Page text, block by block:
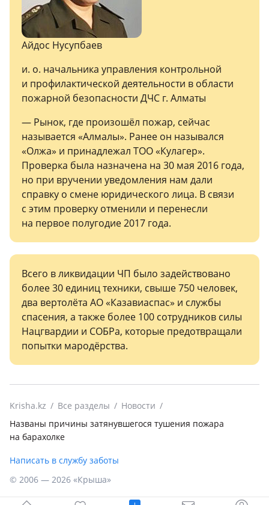
Айдос Нусупбаев
и. о. начальника управления контрольной
и профилактической деятельности в области
пожарной безопасности ДЧС г. Алматы
— Рынок, где произошёл пожар, сейчас
называется «Алмалы». Ранее он назывался
«Олжа» и принадлежал ТОО «Кулагер».
Проверка была назначена на 30 мая 2016 года,
но при вручении уведомления нам дали
справку о смене юридического лица. В связи
с этим проверку отменили и перенесли
на первое полугодие 2017 года.
Всего в ликвидации ЧП было задействовано
более 30 единиц техники, свыше 750 человек,
два вертолёта АО «Казавиаспас» и службы
спасения, а также более 100 сотрудников силы
Нацгвардии и СОБРа, которые предотвращали
попытки мародёрства.
Krisha.kz Все разделы
Новости
Названы причины затянувшегося тушения пожара
на барахолке
Написать в службу заботы
© 2006 — 2026 «Крыша»